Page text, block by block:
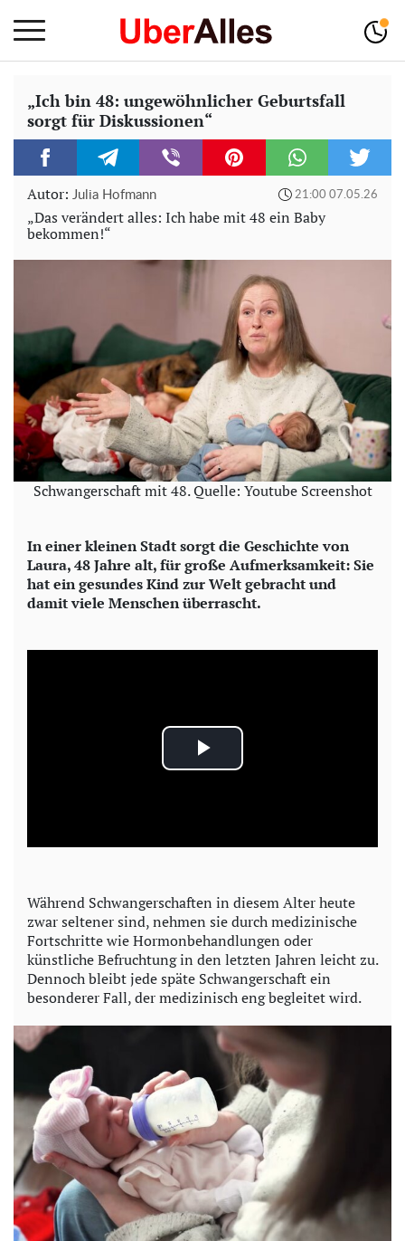
„Ich bin 48: ungewöhnlicher Geburtsfall
sorgt für Diskussionen“
Autor: Julia Hofmann 21:00 07.05.26
„Das verändert alles: Ich habe mit 48 ein Baby
bekommen!“
Schwangerschaft mit 48. Quelle: Youtube Screenshot
In einer kleinen Stadt sorgt die Geschichte von
Laura, 48 Jahre alt, für große Aufmerksamkeit: Sie
hat ein gesundes Kind zur Welt gebracht und
damit viele Menschen überrascht.
P
a
V
i
d
e
o
Während Schwangerschaften in diesem Alter heute
zwar seltener sind, nehmen sie durch medizinische
Fortschritte wie Hormonbehandlungen oder
künstliche Befruchtung in den letzten Jahren leicht zu.
Dennoch bleibt jede späte Schwangerschaft ein
besonderer Fall, der medizinisch eng begleitet wird.